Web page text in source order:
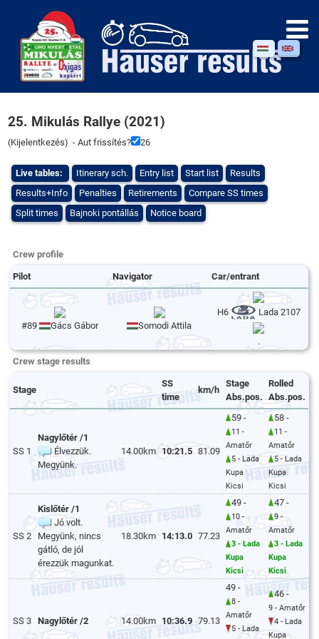
25. Mikulás Rallye (2021)
(Kijelentkezés) - Aut frissítés? 26
Live tables: Itinerary sch. Entry list Start list
Results
Results+Info
Penalties Retirements
Compare SS times
Split times
Bajnoki pontállás Notice board
Crew profile
Pilot Navigator Car/entrant
#89 Gács Gábor Somodi Attila
H6 Lada 2107
.
Crew stage results
Stage
SS
time
km/h
Stage
Abs.pos.
Rolled
Abs.pos.
SS 1
Nagylőtér /1
Élvezzük.
Megyünk.
14.00km 10:21.5 81.09
59 -
11 -
Amatőr
5 - Lada
Kupa
Kicsi
58 -
11 -
Amatőr
5 - Lada
Kupa
Kicsi
SS 2
Kislőtér /1
Jó volt.
Megyünk, nincs
gátló, de jól
érezzük magunkat.
18.30km 14:13.0 77.23
49 -
10 -
Amatőr
3 - Lada
Kupa
Kicsi
47 -
9 -
Amatőr
3 - Lada
Kupa
Kicsi
SS 3 Nagylőtér /2 14.00km 10:36.9 79.13
49 -
8 -
Amatőr
5 - Lada
46 -
9 - Amatőr
4 - Lada
Kupa